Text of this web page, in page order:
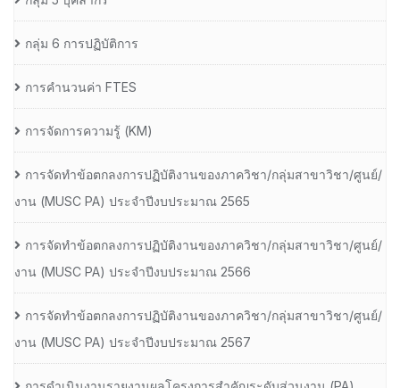
กลุ่ม 6 การปฏิบัติการ
การคำนวนค่า FTES
การจัดการความรู้ (KM)
การจัดทำข้อตกลงการปฏิบัติงานของภาควิชา/กลุ่มสาขาวิชา/ศูนย์/
งาน (MUSC PA) ประจำปีงบประมาณ 2565
การจัดทำข้อตกลงการปฏิบัติงานของภาควิชา/กลุ่มสาขาวิชา/ศูนย์/
งาน (MUSC PA) ประจำปีงบประมาณ 2566
การจัดทำข้อตกลงการปฏิบัติงานของภาควิชา/กลุ่มสาขาวิชา/ศูนย์/
งาน (MUSC PA) ประจำปีงบประมาณ 2567